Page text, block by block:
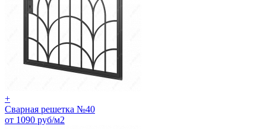
+
Сварная решетка №40
от 1090 руб/м2